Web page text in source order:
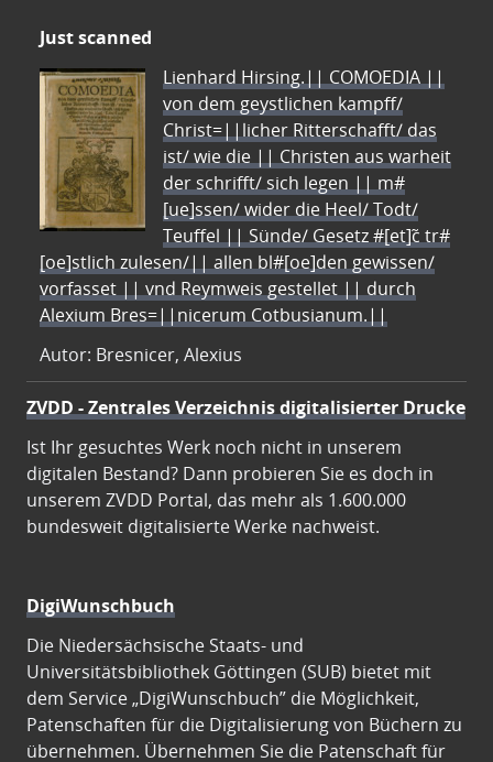
Just scanned
Lienhard Hirsing.|| COMOEDIA ||
von dem geystlichen kampff/
Christ=||licher Ritterschafft/ das
ist/ wie die || Christen aus warheit
der schrifft/ sich legen || m#
[ue]ssen/ wider die Heel/ Todt/
Teuffel || Sünde/ Gesetz #[et]c̃ tr#
[oe]stlich zulesen/|| allen bl#[oe]den gewissen/
vorfasset || vnd Reymweis gestellet || durch
Alexium Bres=||nicerum Cotbusianum.||
Autor: Bresnicer, Alexius
ZVDD - Zentrales Verzeichnis digitalisierter Drucke
Ist Ihr gesuchtes Werk noch nicht in unserem
digitalen Bestand? Dann probieren Sie es doch in
unserem ZVDD Portal, das mehr als 1.600.000
bundesweit digitalisierte Werke nachweist.
DigiWunschbuch
Die Niedersächsische Staats- und
Universitätsbibliothek Göttingen (SUB) bietet mit
dem Service „DigiWunschbuch” die Möglichkeit,
Patenschaften für die Digitalisierung von Büchern zu
übernehmen. Übernehmen Sie die Patenschaft für